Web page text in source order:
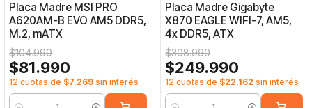
Placa Madre MSI PRO
A620AM-B EVO AM5 DDR5,
M.2, mATX
$104.990
$81.990
12 cuotas de $7.269 sin interés
Placa Madre Gigabyte
X870 EAGLE WIFI-7, AM5,
4x DDR5, ATX
$308.990
$249.990
12 cuotas de $22.162 sin interés